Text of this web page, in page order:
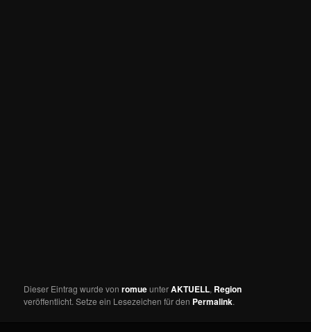
Dieser Eintrag wurde vonromueunterAKTUELL, Region
veröffentlicht. Setze ein Lesezeichen für den Permalink.